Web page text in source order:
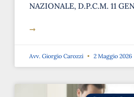
NAZIONALE, D.P.C.M. 11
➞
Avv. Giorgio Carozzi 2 Maggio 2026